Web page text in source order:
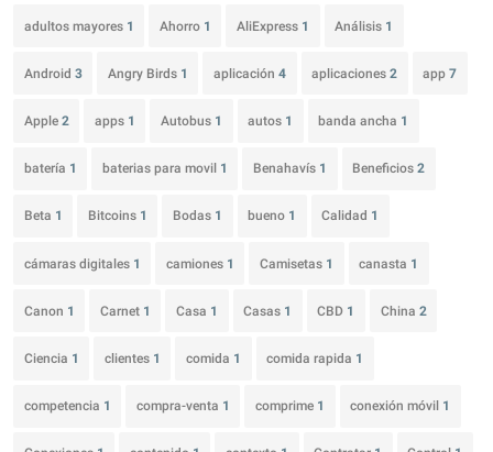
adultos mayores 1 Ahorro 1 AliExpress 1 Análisis 1
Android 3 Angry Birds 1 aplicación 4 aplicaciones2 app7
Apple 2 apps 1 Autobus 1 autos 1 banda ancha 1
batería 1 baterias para movil 1 Benahavís 1 Beneficios2
Beta 1 Bitcoins 1 Bodas 1 bueno 1 Calidad 1
cámaras digitales 1 camiones 1 Camisetas 1 canasta 1
Canon 1 Carnet 1 Casa 1 Casas 1 CBD 1 China 2
Ciencia 1 clientes 1 comida 1 comida rapida 1
competencia 1 compra-venta 1 comprime 1 conexión móvil 1